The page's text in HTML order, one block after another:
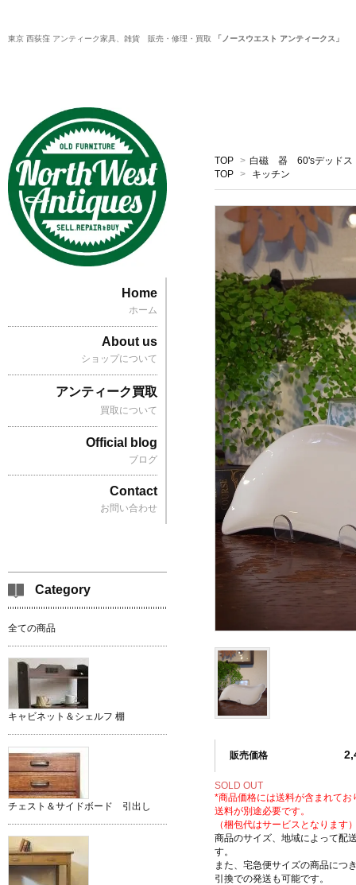
東京 西荻窪 アンティーク家具、雑貨 販売・修理・買取 「ノースウエスト アンティークス」
TOP > 白磁 器 60'sデッドス
TOP > キッチン
販売価格
SOLD OUT
*商品価格には送料が含まれてお
送料が別途必要です。
（梱包代はサービスとなります
商品のサイズ、地域によって配
す。
また、宅急便サイズの商品につ
引換での発送も可能です。
Home
ホーム
About us
ショップについて
アンティーク買取
買取について
Official blog
ブログ
Contact
お問い合わせ
Category
全ての商品
キャビネット＆シェルフ 棚
チェスト＆サイドボード 引出し